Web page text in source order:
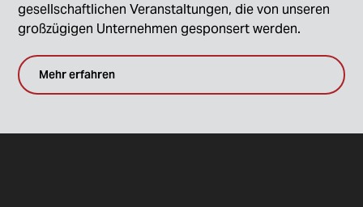
gesellschaftlichen Veranstaltungen, die von unseren
großzügigen Unternehmen gesponsert werden.
Mehr erfahren